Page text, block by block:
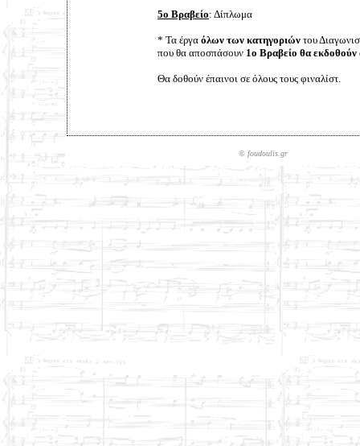
5ο Βραβείο: Δίπλωμα
* Τα έργα όλων των κατηγοριών του
που θα αποσπάσουν 1ο Βραβείο θα εκδοθούν
Θα δοθούν έπαινοι σε όλους τους φιναλίστ.
©